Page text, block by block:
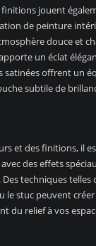
finitions jouent
de peinture
douce et
un éclat
satinées offrent un
subtile de
et des finitions, il
des effets
techniques telles
le stuc peuvent
du relief à vos